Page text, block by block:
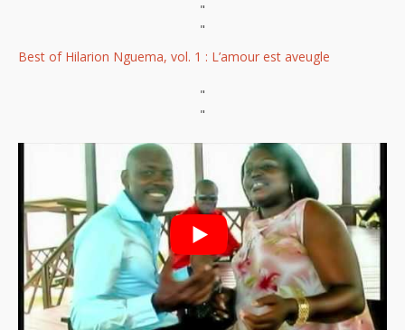
"
"
Best of Hilarion Nguema, vol. 1 : L’amour est aveugle
"
"